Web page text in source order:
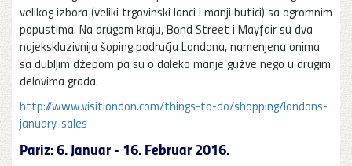
velikog izbora (veliki trgovinski lanci i manji butici) sa ogromnim
popustima. Na drugom kraju, Bond Street i Mayfair su dva
najekskluzivnija šoping područja Londona, namenjena onima
sa dubljim džepom pa su o daleko manje gužve nego u drugim
delovima grada.
http://www.visitlondon.com/things-to-do/shopping/londons-
january-sales
Pariz: 6. Januar - 16. Februar 2016.